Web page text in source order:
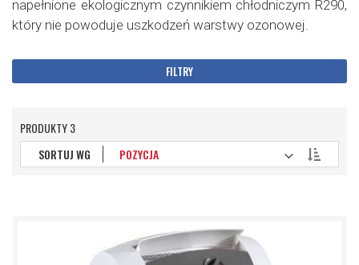
napełnione ekologicznym czynnikiem chłodniczym R290,
który nie powoduje uszkodzeń warstwy ozonowej.
PRODUKTY3
SORTUJ WG
kierunek
FILTRY